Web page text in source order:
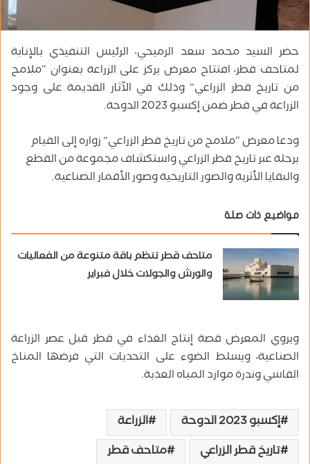
ي
ا
حضر السيد محمد سعد الرميحي، الرئيس التنفيذي بالإنابة
لمتاحف قطر، افتتاح معرض يركز على الزراعة بعنوان “ملامح
من تاريخ قطر الزراعي” وذلك في الآثار القديمة على وجود
الزراعة في قطر ضمن إكسبو 2023 الدوحة.
ودعا معرض “ملامح من تاريخ قطر الزراعي” زواره إلى القيام
برحلة عبر تاريخ قطر الزراعي واستكشاف مجموعة من القطع
والبقايا الأثرية والصور التاريخية وصور الأقمار الصناعية.
مواضيع ذات صلة
متاحف قطر تنظم باقة متنوعة من الفعاليات
والورش والجولات خلال فبراير
ويروي المعرض قصة إنتاج الغذاء في قطر قبل عصر الزراعة
الصناعية، ويسلط الضوء على التحديات التي فرضها المناخ
القاسي وندرة موارد المياه العذبة.
إكسبو 2023 الدوحة
الزراعة
تاريخ قطر الزراعي
متاحف قطر